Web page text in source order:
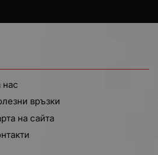
нас
връзки
на сайта